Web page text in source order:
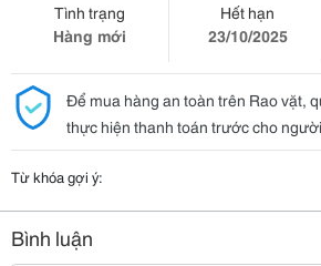
Tình trạng
Hàng mới
Hết hạn
23/10/2025
Để mua hàng an toàn trên Rao vặt,
thực hiện thanh toán trước cho
Từ khóa gợi ý:
Bình luận